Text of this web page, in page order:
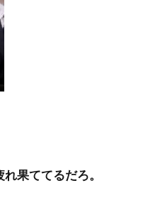
果ててるだろ。